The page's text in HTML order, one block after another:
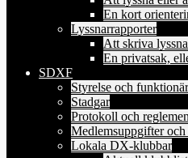
En kort
Lyssnarrapporter
Att skriva
En privatsak,
SDXF
Styrelse och
Stadgar
Protokoll och
Medlemsuppgifter
Lokala DX-klubbar